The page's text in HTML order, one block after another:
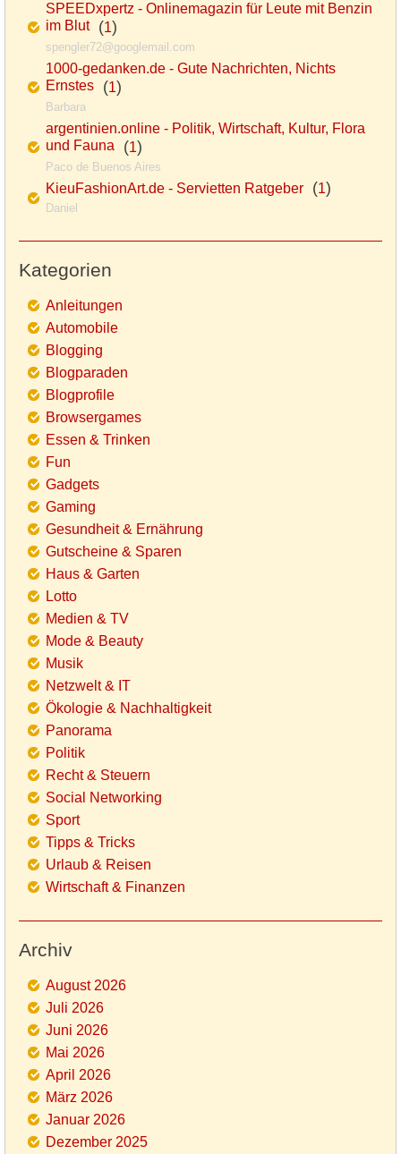
SPEEDxpertz - Onlinemagazin für Leute mit Benzin
im Blut(1)
spengler72@googlemail.com
1000-gedanken.de - Gute Nachrichten, Nichts
Ernstes (1)
Barbara
argentinien.online - Politik, Wirtschaft, Kultur, Flora
und Fauna (1)
Paco de Buenos Aires
KieuFashionArt.de - Servietten Ratgeber (1)
Daniel
Kategorien
Anleitungen
Automobile
Blogging
Blogparaden
Blogprofile
Browsergames
Essen & Trinken
Fun
Gadgets
Gaming
Gesundheit & Ernährung
Gutscheine & Sparen
Haus & Garten
Lotto
Medien & TV
Mode & Beauty
Musik
Netzwelt & IT
Ökologie & Nachhaltigkeit
Panorama
Politik
Recht & Steuern
Social Networking
Sport
Tipps & Tricks
Urlaub & Reisen
Wirtschaft & Finanzen
Archiv
August 2026
Juli 2026
Juni 2026
Mai 2026
April 2026
März 2026
Januar 2026
Dezember 2025